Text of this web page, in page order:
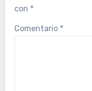
con *
Comentario *